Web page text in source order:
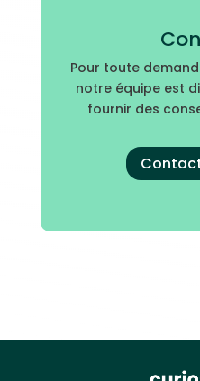
Pour toute
notre équipe est
fournir des